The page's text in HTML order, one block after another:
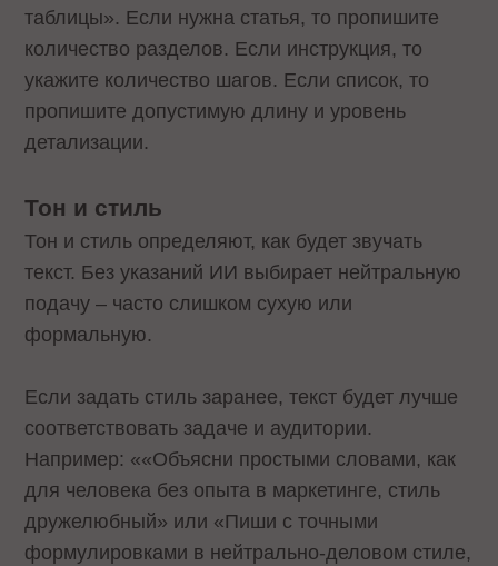
таблицы». Если нужна статья, то пропишите
количество разделов. Если инструкция, то
укажите количество шагов. Если список, то
пропишите допустимую длину и уровень
детализации.
Тон и стиль
Тон и стиль определяют, как будет звучать
текст. Без указаний ИИ выбирает нейтральную
подачу – часто слишком сухую или
формальную.
Если задать стиль заранее, текст будет лучше
соответствовать задаче и аудитории.
Например: ««Объясни простыми словами, как
для человека без опыта в маркетинге, стиль
дружелюбный» или «Пиши с точными
формулировками в нейтрально-деловом стиле,